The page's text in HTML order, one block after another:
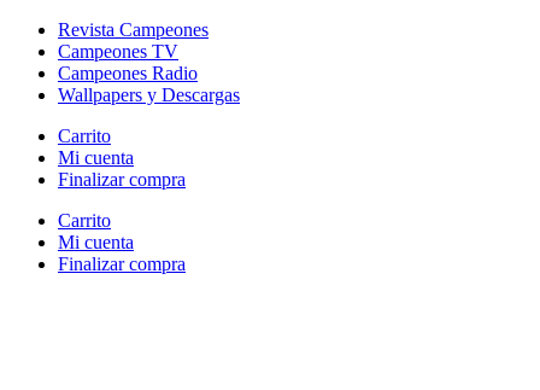
Revista Campeones
Campeones TV
Campeones Radio
Wallpapers y Descargas
Carrito
Mi cuenta
Finalizar compra
Carrito
Mi cuenta
Finalizar compra